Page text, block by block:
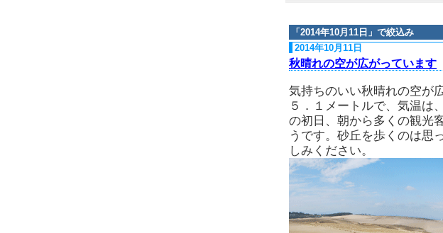
「 2014年10月11日 」で絞込み
2014年10月11日
秋晴れの空が広がっています
気持ちのいい秋晴れの空が
５．１メートルで、気温は
の初日、朝から多くの観光
うです。砂丘を歩くのは思
しみください。